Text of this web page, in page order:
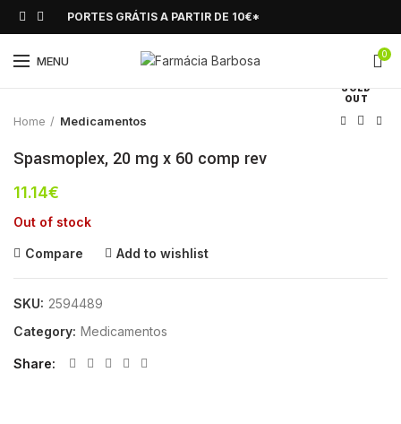
PORTES GRÁTIS A PARTIR DE 10€*
MENU 0
SOLD
OUT
Click to enlarge
Home Medicamentos
Spasmoplex, 20 mg x 60 comp rev
11.14€
Out of stock
Compare Add to wishlist
SKU: 2594489
Category: Medicamentos
Share